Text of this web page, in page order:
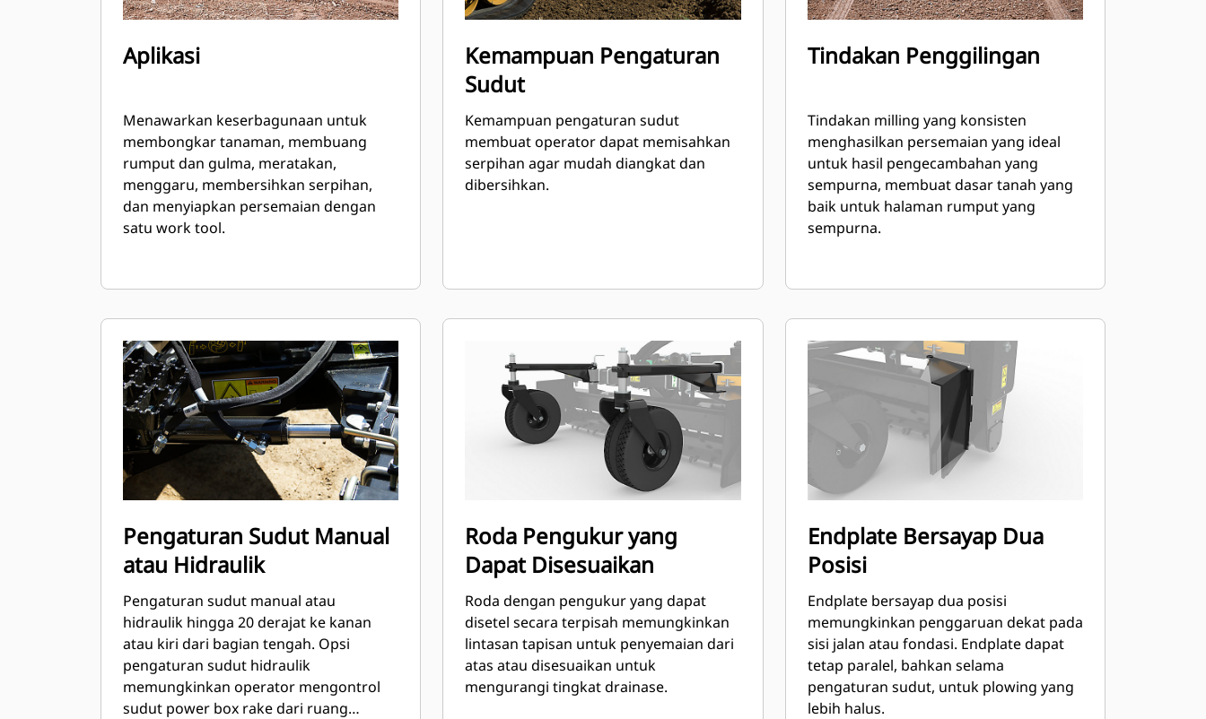
Aplikasi
Menawarkan keserbagunaan untuk
membongkar tanaman, membuang
rumput dan gulma, meratakan,
menggaru, membersihkan serpihan,
dan menyiapkan persemaian dengan
satu work tool.
Kemampuan Pengaturan
Sudut
Kemampuan pengaturan sudut
membuat operator dapat memisahkan
serpihan agar mudah diangkat dan
dibersihkan.
Tindakan Penggilingan
Tindakan milling yang konsisten
menghasilkan persemaian yang ideal
untuk hasil pengecambahan yang
sempurna, membuat dasar tanah yang
baik untuk halaman rumput yang
sempurna.
Pengaturan Sudut Manual
atau Hidraulik
Pengaturan sudut manual atau
hidraulik hingga 20 derajat ke kanan
atau kiri dari bagian tengah. Opsi
pengaturan sudut hidraulik
memungkinkan operator mengontrol
sudut power box rake dari ruang
Roda Pengukur yang
Dapat Disesuaikan
Roda dengan pengukur yang dapat
disetel secara terpisah memungkinkan
lintasan tapisan untuk penyemaian dari
atas atau disesuaikan untuk
mengurangi tingkat drainase.
Endplate Bersayap Dua
Posisi
Endplate bersayap dua posisi
memungkinkan penggaruan dekat pada
sisi jalan atau fondasi. Endplate dapat
tetap paralel, bahkan selama
pengaturan sudut, untuk plowing yang
lebih halus.